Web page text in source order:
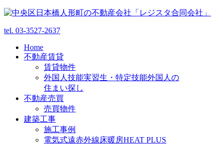
tel. 03-3527-2637
Home
不動産賃貸
賃貸物件
外国人技能実習生・特定技能外国人の
住まい探し
不動産売買
売買物件
建築工事
施工事例
電気式遠赤外線床暖房HEAT PLUS